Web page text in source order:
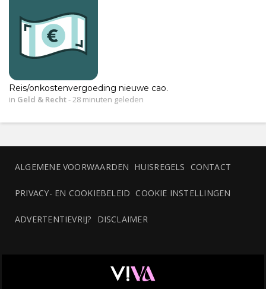
Reis/onkostenvergoeding nieuwe cao.
in Geld & Recht- 28 minuten geleden
ALGEMENE VOORWAARDEN HUISREGELS CONTACT
PRIVACY- EN COOKIEBELEID COOKIE INSTELLINGEN
ADVERTENTIEVRIJ? DISCLAIMER